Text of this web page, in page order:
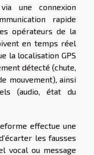
une connexion
rapide
opérateurs de la
en temps réel
la localisation GPS
détecté (chute,
mouvement), ainsi
(audio, état du
effectue une
les fausses
vocal ou message